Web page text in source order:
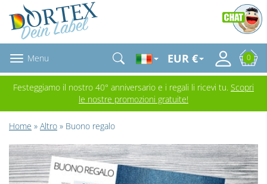
Menu EUR € 0
Festeggiamo il nostro 40° anniversario e i regali li ricevi tu. Scopri
le nostre promozioni gratuite!
Home » Altro » Buono regalo